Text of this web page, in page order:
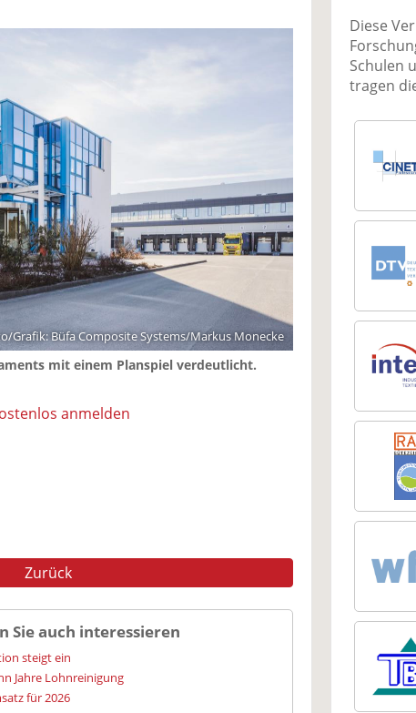
Grafik: Büfa Composite Systems/Markus Monecke
mit einem Planspiel verdeutlicht.
anmelden
Zurück
Sie auch interessieren
steigt ein
Jahre Lohnreinigung
für 2026
Diese
Schulen
tragen